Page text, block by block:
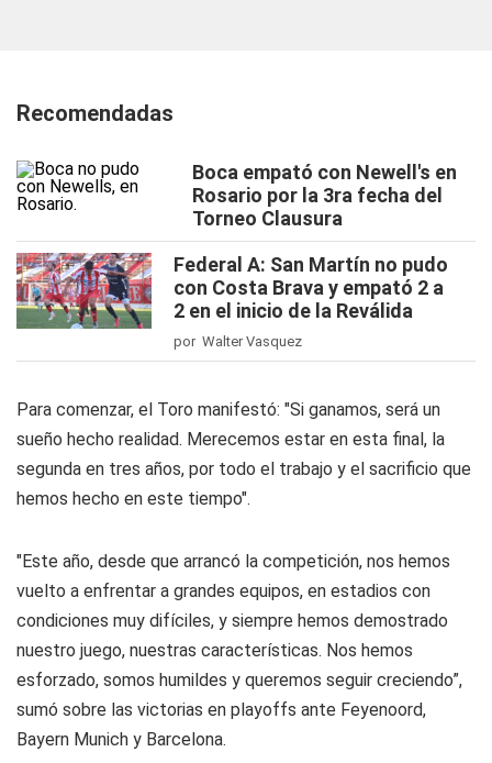
Recomendadas
Boca empató con Newell's en
Rosario por la 3ra fecha del
Torneo Clausura
Federal A: San Martín no pudo
con Costa Brava y empató 2 a
2 en el inicio de la Reválida
por Walter Vasquez
Para comenzar, el Toro manifestó: "Si ganamos, será un
sueño hecho realidad. Merecemos estar en esta final, la
segunda en tres años, por todo el trabajo y el sacrificio que
hemos hecho en este tiempo".
"Este año, desde que arrancó la competición, nos hemos
vuelto a enfrentar a grandes equipos, en estadios con
condiciones muy difíciles, y siempre hemos demostrado
nuestro juego, nuestras características. Nos hemos
esforzado, somos humildes y queremos seguir creciendo”,
sumó sobre las victorias en playoffs ante Feyenoord,
Bayern Munich y Barcelona.